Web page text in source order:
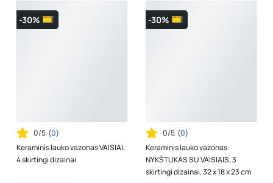
-30%
0/5 (0)
Keraminis lauko vazonas VAISIAI,
4 skirtingi dizainai
-30%
0/5 (0)
Keraminis lauko vazonas
NYKŠTUKAS SU VAISIAIS, 3
skirtingi dizainai, 32 x 18 x 23 cm